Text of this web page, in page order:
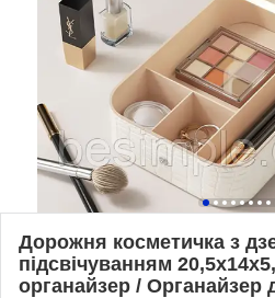
Дорожня косметичка з
підсвічуванням
органайзер / Органайзер